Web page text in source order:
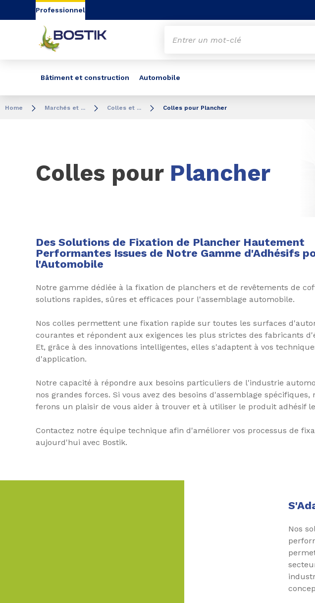
Aller au contenu Aller au menu
Professionnel
Bâtiment et construction Automobile
Home Marchés et ... Colles et ... Colles pour Plancher
Colles pour Plancher
Des Solutions de Fixation de Plancher Hautement
Performantes Issues de Notre Gamme d'Adhésifs
l'Automobile
Notre gamme dédiée à la fixation de planchers et de revêtements de
solutions rapides, sûres et efficaces pour l'assemblage automobile.
Nos colles permettent une fixation rapide sur toutes les surfaces
courantes et répondent aux exigences les plus strictes des fabricants
Et, grâce à des innovations intelligentes, elles s'adaptent à vos
d'application.
Notre capacité à répondre aux besoins particuliers de l'industrie
nos grandes forces. Si vous avez des besoins d'assemblage spécifiques,
ferons un plaisir de vous aider à trouver et à utiliser le produit adhésif
Contactez notre équipe technique afin d'améliorer vos processus de
aujourd'hui avec Bostik.
Nos